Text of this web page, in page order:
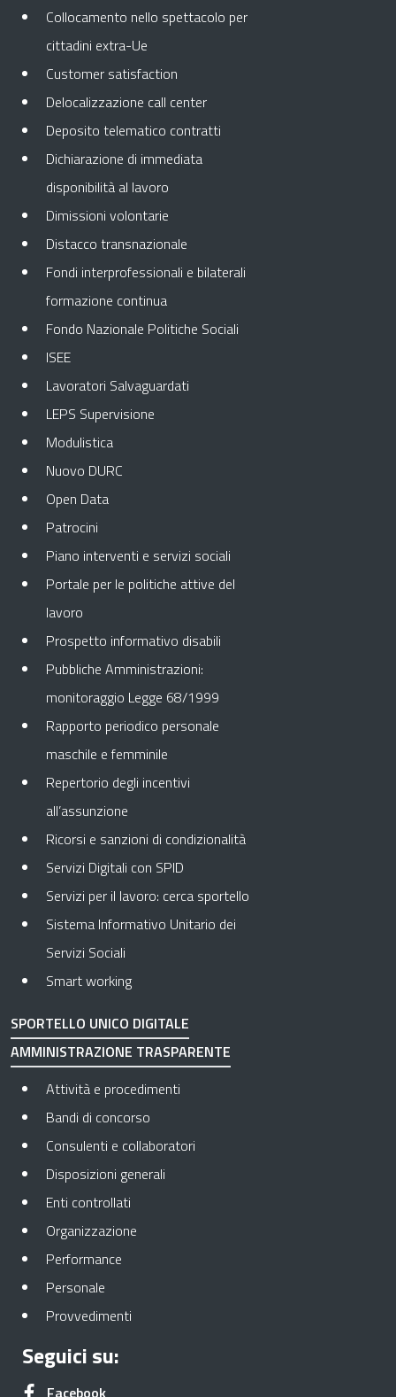
Collocamento nello spettacolo per
cittadini extra-Ue
Customer satisfaction
Delocalizzazione call center
Deposito telematico contratti
Dichiarazione di immediata
disponibilità al lavoro
Dimissioni volontarie
Distacco transnazionale
Fondi interprofessionali e bilaterali
formazione continua
Fondo Nazionale Politiche Sociali
ISEE
Lavoratori Salvaguardati
LEPS Supervisione
Modulistica
Nuovo DURC
Open Data
Patrocini
Piano interventi e servizi sociali
Portale per le politiche attive del
lavoro
Prospetto informativo disabili
Pubbliche Amministrazioni:
monitoraggio Legge 68/1999
Rapporto periodico personale
maschile e femminile
Repertorio degli incentivi
all’assunzione
Ricorsi e sanzioni di condizionalità
Servizi Digitali con SPID
Servizi per il lavoro: cerca sportello
Sistema Informativo Unitario dei
Servizi Sociali
Smart working
SPORTELLO UNICO DIGITALE
AMMINISTRAZIONE TRASPARENTE
Attività e procedimenti
Bandi di concorso
Consulenti e collaboratori
Disposizioni generali
Enti controllati
Organizzazione
Performance
Personale
Provvedimenti
Seguici su:
FacebookApre in una nuova scheda